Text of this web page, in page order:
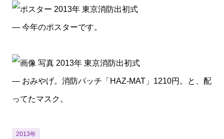
— 今年のポスターです。
— おみやげ。消防パッチ「HAZ-MAT」1210円。と、配
ってたマスク。
2013年